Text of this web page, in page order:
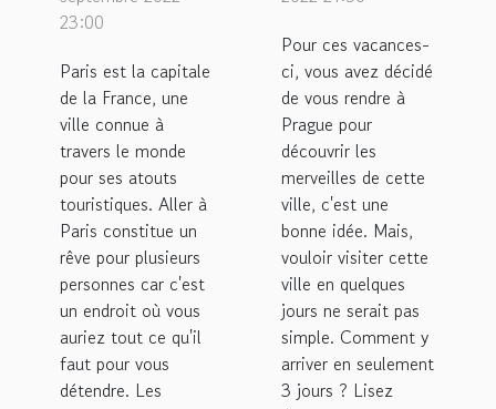
23:00
Paris est la capitale
de la France, une
ville connue à
travers le monde
pour ses atouts
touristiques. Aller à
Paris constitue un
rêve pour plusieurs
personnes car c'est
un endroit où vous
auriez tout ce qu'il
faut pour vous
détendre. Les
seulement
trois jours.
Pour ces vacances-
ci, vous avez décidé
de vous rendre à
Prague pour
découvrir les
merveilles de cette
ville, c'est une
bonne idée. Mais,
vouloir visiter cette
ville en quelques
jours ne serait pas
simple. Comment y
arriver en seulement
3 jours ? Lisez